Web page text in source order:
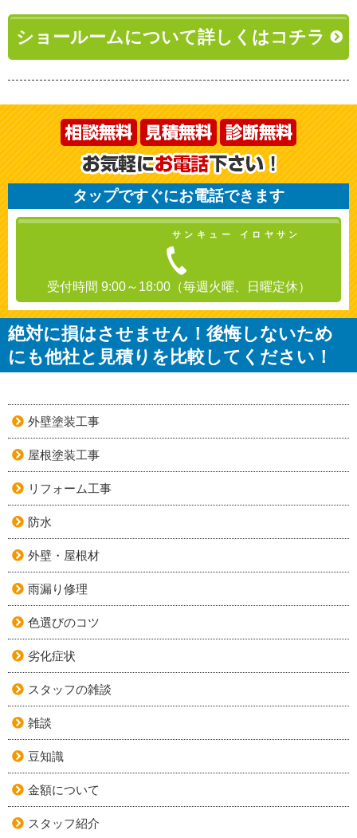
ショールームについて詳しくはコチラ
タップですぐにお電話できます
サンキュー イロヤサン
受付時間 9:00～18:00（毎週火曜、日曜定休）
絶対に損はさせません！後悔しないため
にも他社と見積りを比較してください！
外壁塗装工事
屋根塗装工事
リフォーム工事
防水
外壁・屋根材
雨漏り修理
色選びのコツ
劣化症状
スタッフの雑談
雑談
豆知識
金額について
スタッフ紹介